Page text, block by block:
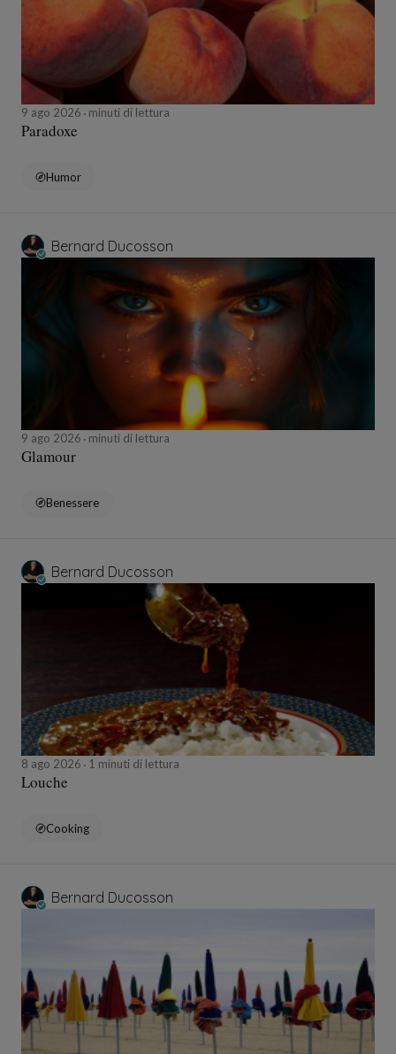
9 ago 2026 minuti di lettura
Paradoxe
Humor
Bernard Ducosson
9 ago 2026 minuti di lettura
Glamour
Benessere
Bernard Ducosson
8 ago 2026 1 minuti di lettura
Louche
Cooking
Bernard Ducosson